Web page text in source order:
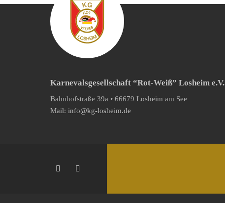
Karnevalsgesellschaft “Rot-Weiß” Losheim e.V.
Bahnhofstraße 39a • 66679 Losheim am See
Mail: info@kg-losheim.de